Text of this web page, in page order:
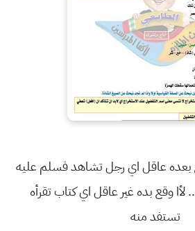
لأا وقع بده غير عاقل اي كتاب تقرأه
تستفد منه